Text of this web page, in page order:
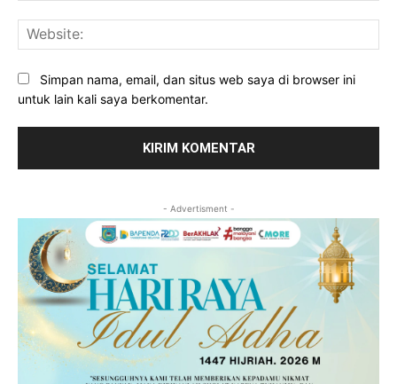
Simpan nama, email, dan situs web saya di browser ini
untuk lain kali saya berkomentar.
- Advertisment -